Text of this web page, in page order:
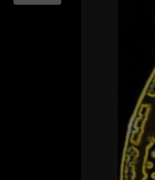
LA GRILLE DES
TOUTES LES
TOUS LES